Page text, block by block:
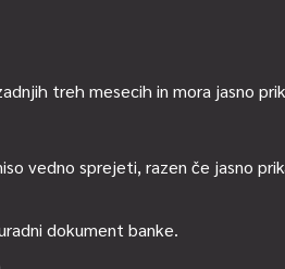
treh mesecih in mora jasno
vedno sprejeti, razen če jasno
dokument banke.